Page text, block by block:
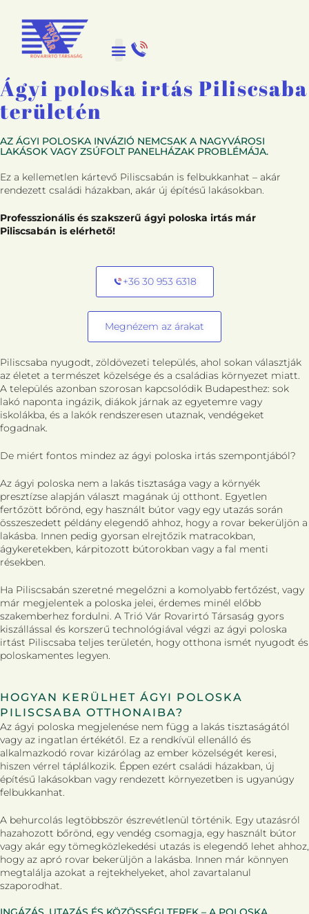
Ágyi poloska irtás Piliscsaba
területén
AZ ÁGYI POLOSKA INVÁZIÓ NEMCSAK A NAGYVÁROSI
LAKÁSOK VAGY ZSÚFOLT PANELHÁZAK PROBLÉMÁJA.
Ez a kellemetlen kártevő Piliscsabán is felbukkanhat – akár
rendezett családi házakban, akár új építésű lakásokban.
Professzionális és szakszerű ágyi poloska irtás már
Piliscsabán is elérhető!
+36 30 953 6318
Megnézem az árakat
Piliscsaba nyugodt, zöldövezeti település, ahol sokan választják
az életet a természet közelsége és a családias környezet miatt.
A település azonban szorosan kapcsolódik Budapesthez: sok
lakó naponta ingázik, diákok járnak az egyetemre vagy
iskolákba, és a lakók rendszeresen utaznak, vendégeket
fogadnak.
De miért fontos mindez az ágyi poloska irtás szempontjából?
Az ágyi poloska nem a lakás tisztasága vagy a környék
presztízse alapján választ magának új otthont. Egyetlen
fertőzött bőrönd, egy használt bútor vagy egy utazás során
összeszedett példány elegendő ahhoz, hogy a rovar bekerüljön a
lakásba. Innen pedig gyorsan elrejtőzik matracokban,
ágykeretekben, kárpitozott bútorokban vagy a fal menti
résekben.
Ha Piliscsabán szeretné megelőzni a komolyabb fertőzést, vagy
már megjelentek a poloska jelei, érdemes minél előbb
szakemberhez fordulni. A Trió Vár Rovarirtó Társaság gyors
kiszállással és korszerű technológiával végzi az ágyi poloska
irtást Piliscsaba teljes területén, hogy otthona ismét nyugodt és
poloskamentes legyen.
HOGYAN KERÜLHET ÁGYI POLOSKA
PILISCSABA OTTHONAIBA?
Az ágyi poloska megjelenése nem függ a lakás tisztaságától
vagy az ingatlan értékétől. Ez a rendkívül ellenálló és
alkalmazkodó rovar kizárólag az ember közelségét keresi,
hiszen vérrel táplálkozik. Éppen ezért családi házakban, új
építésű lakásokban vagy rendezett környezetben is ugyanúgy
felbukkanhat.
A behurcolás legtöbbször észrevétlenül történik. Egy utazásról
hazahozott bőrönd, egy vendég csomagja, egy használt bútor
vagy akár egy tömegközlekedési utazás is elegendő lehet ahhoz,
hogy az apró rovar bekerüljön a lakásba. Innen már könnyen
megtalálja azokat a rejtekhelyeket, ahol zavartalanul
szaporodhat.